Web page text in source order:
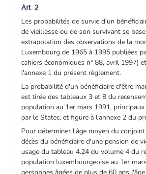
Art. 2
Les probabilités de survie d'un
de vieillesse ou de son survivant se
extrapolation des observations de la
Luxembourg de 1965 à 1995 publiées
cahiers économiques n° 88, avril 1997)
l'annexe 1 du présent règlement.
La probabilité d'un bénéficiaire d'être
est tirée des tableaux 3 et 8 du
population au 1er mars 1991,
par le Statec, et figure à l'annexe 2 du
Pour déterminer l'âge moyen du
décès du bénéficiaire d'une pension de
usage du tableau 4.24 du volume 4 du
population luxembourgeoise au 1er
personnes âgées de plus de 60 ans